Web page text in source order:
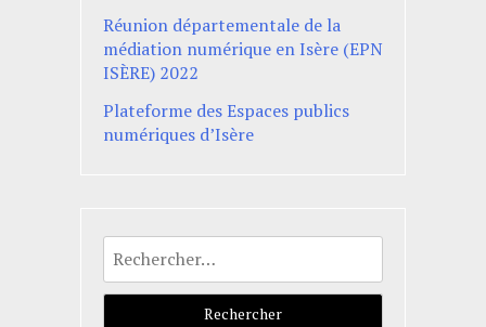
Réunion départementale de la
médiation numérique en Isère (EPN
ISÈRE) 2022
Plateforme des Espaces publics
numériques d’Isère
Rechercher :